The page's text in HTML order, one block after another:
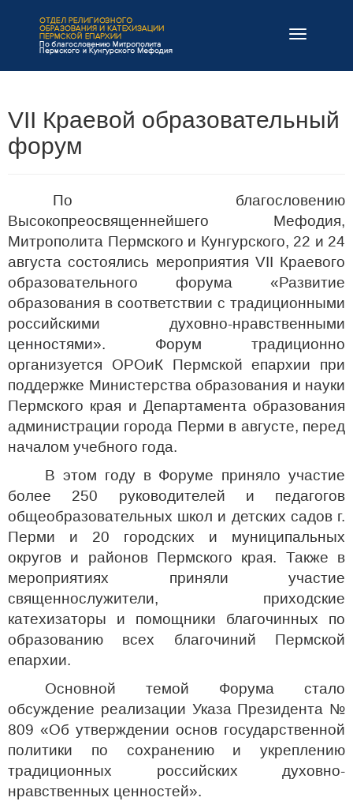
Навигация
VII Краевой образовательный
форум
По благословению
Высокопреосвященнейшего Мефодия,
Митрополита Пермского и Кунгурского, 22 и 24
августа состоялись мероприятия VII Краевого
образовательного форума «Развитие
образования в соответствии с традиционными
российскими духовно-нравственными
ценностями». Форум традиционно
организуется ОРОиК Пермской епархии при
поддержке Министерства образования и науки
Пермского края и Департамента образования
администрации города Перми в августе, перед
началом учебного года.
В этом году в Форуме приняло участие
более 250 руководителей и педагогов
общеобразовательных школ и детских садов г.
Перми и 20 городских и муниципальных
округов и районов Пермского края. Также в
мероприятиях приняли участие
священнослужители, приходские
катехизаторы и помощники благочинных по
образованию всех благочиний Пермской
епархии.
Основной темой Форума стало
обсуждение реализации Указа Президента №
809 «Об утверждении основ государственной
политики по сохранению и укреплению
традиционных российских духовно-
нравственных ценностей».